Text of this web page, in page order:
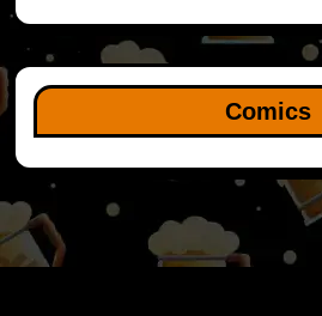
Comics